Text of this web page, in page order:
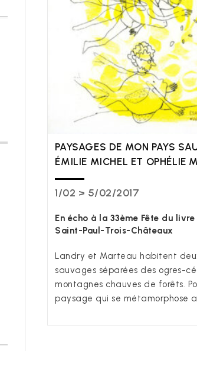
PAYSAGES DE MON PAYS
ÉMILIE MICHEL ET OPHÉLIE
1/02 > 5/02/2017
En écho à la 33ème Fête du
Saint-Paul-Trois-Châteaux
Landry et Marteau habitent
sauvages séparées des ogres-
montagnes chauves de forêts.
paysage qui se métamorphose